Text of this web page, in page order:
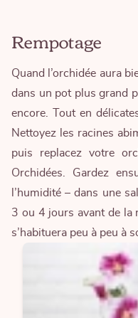
Rempotage
Quand l’orchidée aura
dans un pot plus grand
encore. Tout en
Nettoyez les racines
puis replacez votre
Orchidées. Gardez
l’humidité – dans une
3 ou 4 jours avant de la
s’habituera peu à peu à